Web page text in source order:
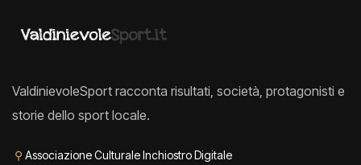
ValdinievoleSport racconta risultati, società, protagonisti e
storie dello sport locale.
⚲ Associazione Culturale Inchiostro Digitale